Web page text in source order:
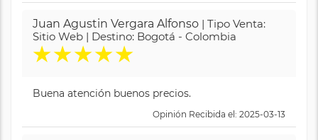
Juan Agustin Vergara Alfonso | Tipo Venta:
Sitio Web | Destino: Bogotá - Colombia
★★★★★
Buena atención buenos precios.
Opinión Recibida el: 2025-03-13